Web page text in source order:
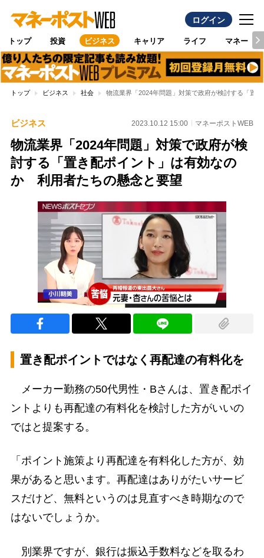
ログイン
トップ 投資 ビジネス キャリア ライフ マネー
トップ ビジネス 社会 物流業界「2024年問題」対策で政府が検討する「置
ビジネス 2023.10.12 15:00 マネーポストWEB
物流業界「2024年問題」対策で政府が検
討する「置き配ポイント」は有効なの
か 利用者たちの懸念と要望
置き配ポイントではなく再配達の有料化を
メーカー勤務の50代男性・Bさんは、置き配ポイ
ントよりも再配達の有料化を検討した方がいいの
ではと提案する。
「ポイント施策より再配達を有料化した方が、効
果があると思います。再配達はありがたいサービ
スだけど、無料というのは見直すべき時期なので
はないでしょうか。
別業界ですが、銀行は振込手数料などを取るわ